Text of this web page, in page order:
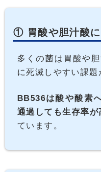
① 胃酸や胆汁酸
多くの菌は胃酸や
に死滅しやすい課題
BB536は酸や酸素
通過しても生存率が
ています。